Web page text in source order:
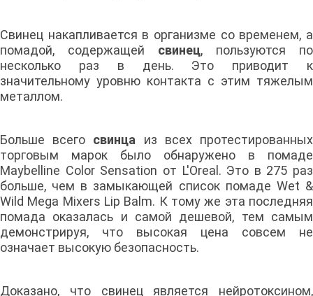
Свинец накапливается в организме со временем, а
помадой, содержащей свинец, пользуются по
несколько раз в день. Это приводит к
значительному уровню контакта с этим тяжелым
металлом.
Больше всего свинца из всех протестированных
торговым марок было обнаружено в помаде
Maybelline Color Sensation от L'Oreal. Это в 275 раз
больше, чем в замыкающей список помаде Wet &
Wild Mega Mixers Lip Balm. К тому же эта последняя
помада оказалась и самой дешевой, тем самым
демонстрируя, что высокая цена совсем не
означает высокую безопасность.
Доказано, что свинец является нейротоксином,